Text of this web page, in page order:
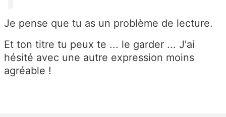
Je pense que tu as un problème de lecture.
Et ton titre tu peux te ... le garder ... J'ai
hésité avec une autre expression moins
agréable !